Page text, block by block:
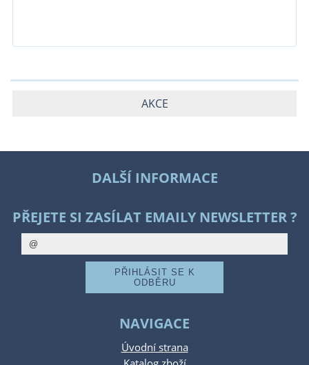
AKCE
DALŠÍ INFORMACE
PŘEJETE SI ZASÍLAT EMAILY NEWSLETTER ?
NAVIGACE
Úvodní strana